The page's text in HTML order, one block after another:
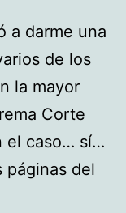
a darme una
de los
la mayor
Corte
el caso… sí…
páginas del